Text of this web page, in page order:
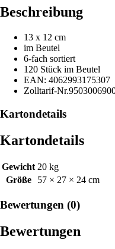
Beschreibung
13 x 12 cm
im Beutel
6-fach sortiert
120 Stück im Beutel
EAN: 4062993175307
Zolltarif-
Kartondetails
Kartondetails
Gewicht 20 kg
Größe
57 × 27 × 24 cm
Bewertungen (0)
Bewertungen